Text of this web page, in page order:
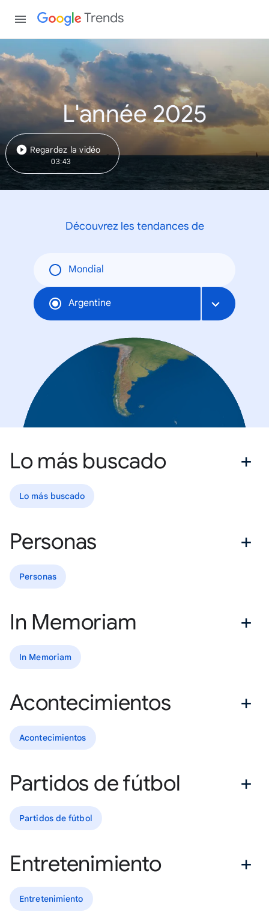
Trends
L'année 2025
Regardez la vidéo
03:43
Découvrez les tendances de
Mondial
Argentine
Lo más buscado
Lo más buscado
Personas
Personas
In Memoriam
In Memoriam
Acontecimientos
Acontecimientos
Partidos de fútbol
Partidos de fútbol
Entretenimiento
Entretenimiento